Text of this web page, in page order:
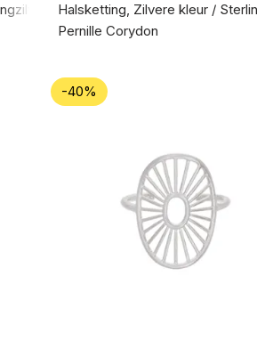
925
Halsketting, Zilvere kleur /
Pernille Corydon
-40%